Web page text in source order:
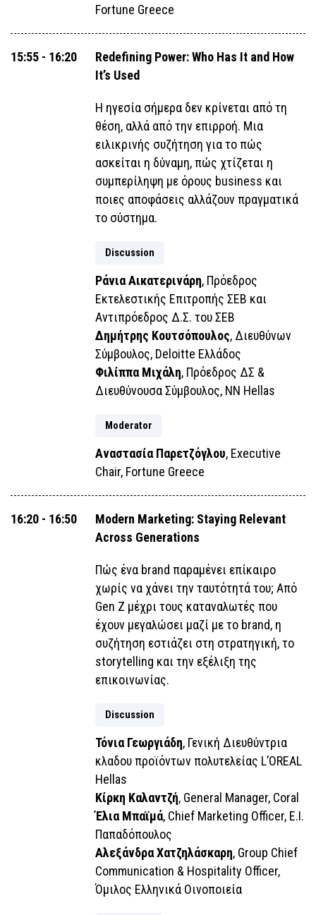
Fortune Greece
15:55 - 16:20
Redefining Power: Who Has It and How
It’s Used
Η ηγεσία σήμερα δεν κρίνεται από τη
θέση, αλλά από την επιρροή. Μια
ειλικρινής συζήτηση για το πώς
ασκείται η δύναμη, πώς χτίζεται η
συμπερίληψη με όρους business και
ποιες αποφάσεις αλλάζουν πραγματικά
το σύστημα.
Discussion
Ράνια Αικατερινάρη, Πρόεδρος
Εκτελεστικής Επιτροπής ΣΕΒ και
Αντιπρόεδρος Δ.Σ. του ΣΕΒ
Δημήτρης Κουτσόπουλος, Διευθύνων
Σύμβουλος, Deloitte Ελλάδος
Φιλίππα Μιχάλη, Πρόεδρος ΔΣ &
Διευθύνουσα Σύμβουλος, NN Hellas
Moderator
Αναστασία Παρετζόγλου, Executive
Chair, Fortune Greece
16:20 - 16:50
Modern Marketing: Staying Relevant
Across Generations
Πώς ένα brand παραμένει επίκαιρο
χωρίς να χάνει την ταυτότητά του; Από
Gen Z μέχρι τους καταναλωτές που
έχουν μεγαλώσει μαζί με το brand, η
συζήτηση εστιάζει στη στρατηγική, το
storytelling και την εξέλιξη της
επικοινωνίας.
Discussion
Τόνια Γεωργιάδη, Γενική Διευθύντρια
κλαδου προϊόντων πολυτελείας L’OREAL
Hellas
Κίρκη Καλαντζή, General Manager, Coral
Έλια Μπαϊμά, Chief Marketing Officer, Ε.Ι.
Παπαδόπουλος
Αλεξάνδρα Χατζηλάσκαρη, Group Chief
Communication & Hospitality Officer,
Όμιλος Ελληνικά Οινοποιεία